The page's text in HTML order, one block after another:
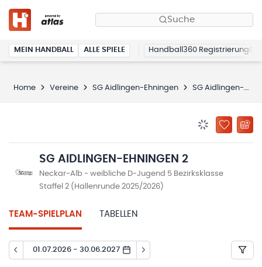
Suche
MEIN HANDBALL ALLE SPIELE Handball360 Registrierung
Home Vereine SG Aidlingen-Ehningen SG Aidlingen-Ehningen 2
ZU
SG AIDLINGEN-EHNINGEN 2
Neckar-Alb - weibliche D-Jugend 5 Bezirksklasse
Staffel 2 (Hallenrunde 2025/2026)
TEAM-SPIELPLAN TABELLEN
01.07.2026 - 30.06.2027